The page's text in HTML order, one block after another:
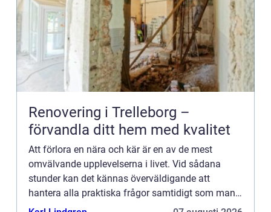
Renovering i Trelleborg –
förvandla ditt hem med kvalitet
Att förlora en nära och kär är en av de mest
omvälvande upplevelserna i livet. Vid sådana
stunder kan det kännas överväldigande att
hantera alla praktiska frågor samtidigt som man
sörjer. F&oum...